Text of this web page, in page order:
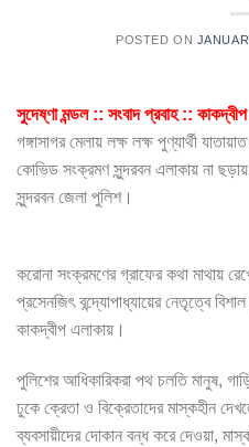
POSTED ON
সুদেষ্ণা মন্ডল :: সংবাদ প্রবাহ ::
গঙ্গাসাগর মেলায় লক্ষ লক্ষ পুণ্যার্থী
কোভিড সংক্রমণ সুন্দরবন এলাকায় না
সুন্দরবন জেলা পুলিশ।
করোনা সংক্রমণের গ্রাফের কথা মাথায়
প্রসেনজিৎ বন্দ্যোপাধ্যায়ের নেতৃত্বে
কাকদ্বীপ এলাকায়।
পুলিশের আধিকারিকরা পথ চলতি মানুষ,
ঢুকে ক্রেতা ও বিক্রেতাদের মাস্কহীন
ব্যবসায়ীদের দোকান বন্ধ করে দেওয়া,